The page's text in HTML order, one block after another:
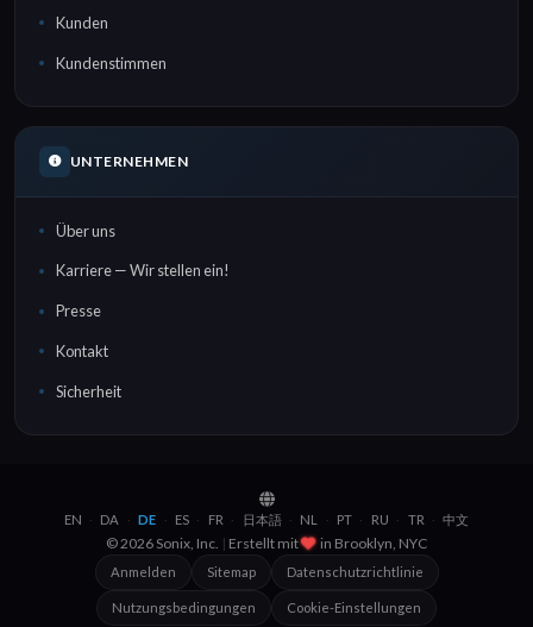
Kunden
Kundenstimmen
UNTERNEHMEN
Über uns
Karriere — Wir stellen ein!
Presse
Kontakt
Sicherheit
EN · DA · DE · ES · FR · 日本語 · NL · PT · RU · TR · 中文
© 2026 Sonix, Inc. | Erstellt mit in Brooklyn, NYC
Anmelden Sitemap Datenschutzrichtlinie
Nutzungsbedingungen Cookie-Einstellungen